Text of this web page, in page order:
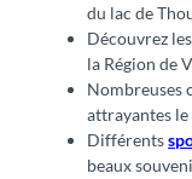
du lac de
Découvrez
la Région de
Nombreuses
attrayantes
Différents
beaux